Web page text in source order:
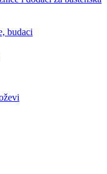
budaci